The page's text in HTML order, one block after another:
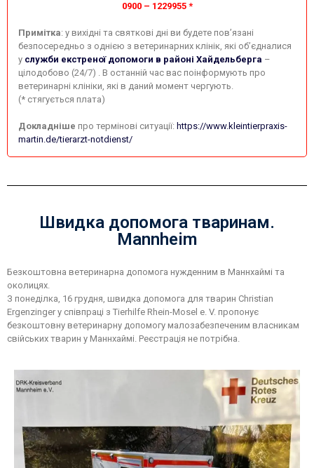
0900 – 1229955 *
Примітка: у вихідні та святкові дні ви будете пов’язані
безпосередньо з однією з ветеринарних клінік, які об’єдналися
у служби екстреної допомоги в районі Хайдельберга –
цілодобово (24/7) . В останній час вас поінформують про
ветеринарні клініки, які в даний момент чергують.
(* стягується плата)
Докладніше про термінові ситуації: https://www.kleintierpraxis-
martin.de/tierarzt-notdienst/
Швидка допомога тваринам.
Mannheim
Безкоштовна ветеринарна допомога нужденним в Маннхаймі та
околицях.
З понеділка, 16 грудня, швидка допомога для тварин Christian
Ergenzinger у співпраці з Tierhilfe Rhein-Mosel e. V. пропонує
безкоштовну ветеринарну допомогу малозабезпеченим власникам
свійських тварин у Маннхаймі. Реєстрація не потрібна.